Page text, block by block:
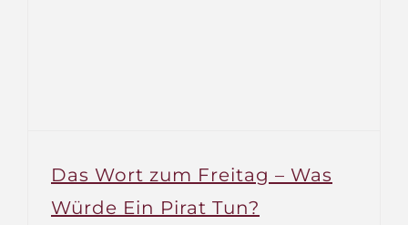
Das Wort zum Freitag – Was
Würde Ein Pirat Tun?